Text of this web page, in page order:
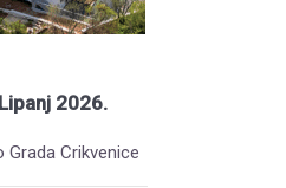
2026.
Grada Crikvenice